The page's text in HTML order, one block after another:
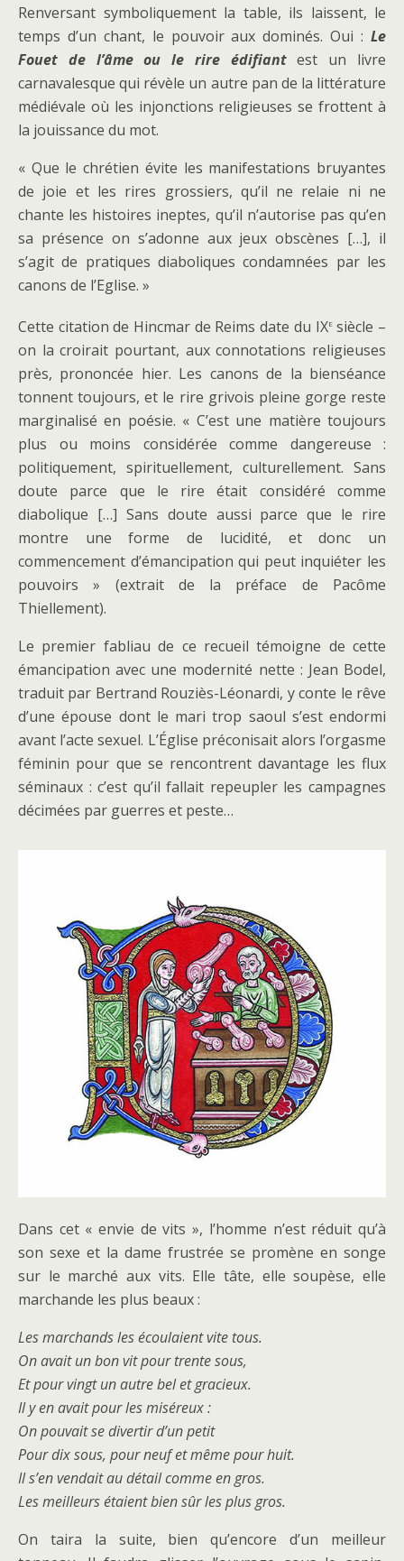
Renversant symboliquement la table, ils laissent, le
temps d’un chant, le pouvoir aux dominés. Oui : Le
Fouet de l’âme ou le rire édifiantest un livre
carnavalesque qui révèle un autre pan de la littérature
médiévale où les injonctions religieuses se frottent à
la jouissance du mot.
« Que le chrétien évite les manifestations bruyantes
de joie et les rires grossiers, qu’il ne relaie ni ne
chante les histoires ineptes, qu’il n’autorise pas qu’en
sa présence on s’adonne aux jeux obscènes […], il
s’agit de pratiques diaboliques condamnées par les
canons de l’Eglise. »
Cette citation de Hincmar de Reims date du IXesiècle –
on la croirait pourtant, aux connotations religieuses
près, prononcée hier. Les canons de la bienséance
tonnent toujours, et le rire grivois pleine gorge reste
marginalisé en poésie. « C’est une matière toujours
plus ou moins considérée comme dangereuse :
politiquement, spirituellement, culturellement. Sans
doute parce que le rire était considéré comme
diabolique […] Sans doute aussi parce que le rire
montre une forme de lucidité, et donc un
commencement d’émancipation qui peut inquiéter les
pouvoirs » (extrait de la préface de Pacôme
Thiellement).
Le premier fabliau de ce recueil témoigne de cette
émancipation avec une modernité nette : Jean Bodel,
traduit par Bertrand Rouziès-Léonardi, y conte le rêve
d’une épouse dont le mari trop saoul s’est endormi
avant l’acte sexuel. L’Église préconisait alors l’orgasme
féminin pour que se rencontrent davantage les flux
séminaux : c’est qu’il fallait repeupler les campagnes
décimées par guerres et peste…
Dans cet « envie de vits », l’homme n’est réduit qu’à
son sexe et la dame frustrée se promène en songe
sur le marché aux vits. Elle tâte, elle soupèse, elle
marchande les plus beaux :
Les marchands les écoulaient vite tous.
On avait un bon vit pour trente sous,
Et pour vingt un autre bel et gracieux.
Il y en avait pour les miséreux :
On pouvait se divertir d’un petit
Pour dix sous, pour neuf et même pour huit.
Il s’en vendait au détail comme en gros.
Les meilleurs étaient bien sûr les plus gros.
On taira la suite, bien qu’encore d’un meilleur